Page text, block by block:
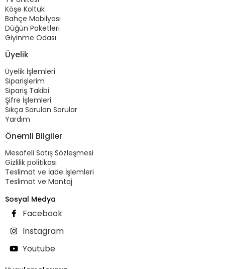
Köşe Koltuk
Bahçe Mobilyası
Düğün Paketleri
Giyinme Odası
Üyelik
Üyelik İşlemleri
Siparişlerim
Sipariş Takibi
Şifre İşlemleri
Sıkça Sorulan Sorular
Yardım
Önemli Bilgiler
Mesafeli Satış Sözleşmesi
Gizlilik politikası
Teslimat ve İade İşlemleri
Teslimat ve Montaj
Sosyal Medya
Facebook
Instagram
Youtube